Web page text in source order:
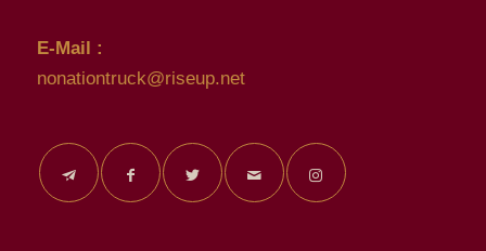
E-Mail :
nonationtruck@riseup.net